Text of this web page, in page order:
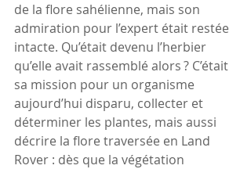
de la flore sahélienne, mais son
admiration pour l’expert était restée
intacte. Qu’était devenu l’herbier
qu’elle avait rassemblé alors ? C’était
sa mission pour un organisme
aujourd’hui disparu, collecter et
déterminer les plantes, mais aussi
décrire la flore traversée en Land
Rover : dès que la végétation